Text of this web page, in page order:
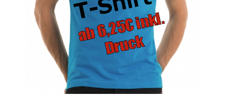
Arbeitshosen günstig bedrucken
Arbeitsjacken günstig bedrucken
Arbeitskleidung bedrucken Alfeld – Firmenlogo